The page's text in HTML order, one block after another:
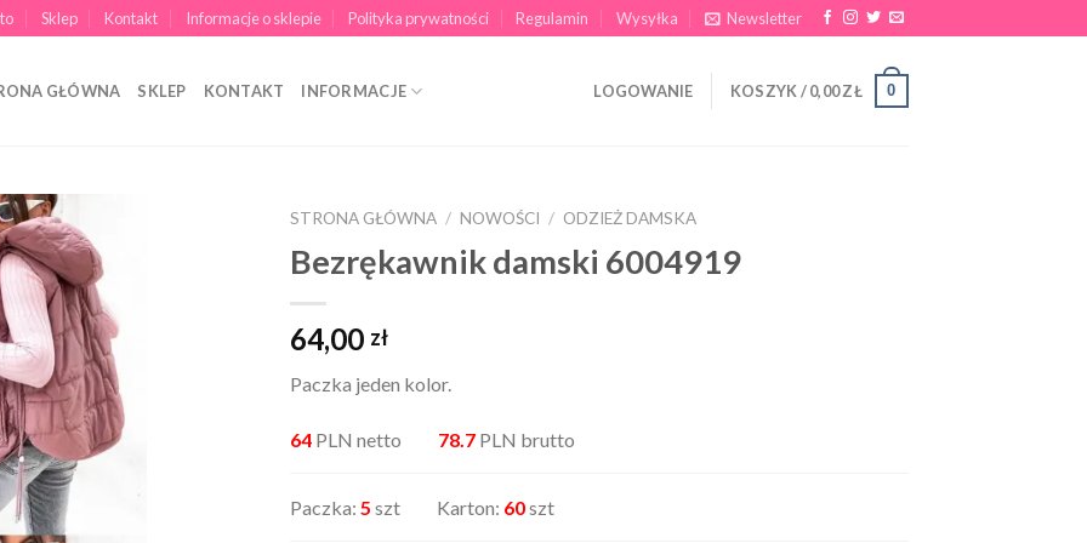
Sklep Kontakt Informacje o sklepie Polityka prywatności Regulamin Wysyłka Newsletter
GŁÓWNA SKLEP KONTAKT INFORMACJE LOGOWANIE KOSZYK /0,00ZŁ 0
STRONA GŁÓWNA / NOWOŚCI / ODZIEŻ DAMSKA
Bezrękawnik damski 6004919
64,00 zł
Paczka jeden kolor.
64 PLN netto 78.7 PLN brutto
Paczka: 5 szt Karton: 60szt